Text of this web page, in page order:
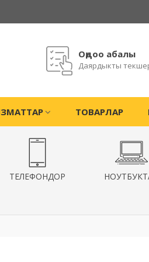
Оңдоо абалы
Даярдыкты
ТОВАРЛАР
ТЕЛЕФОНДОР